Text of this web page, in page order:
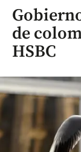
de
HSBC